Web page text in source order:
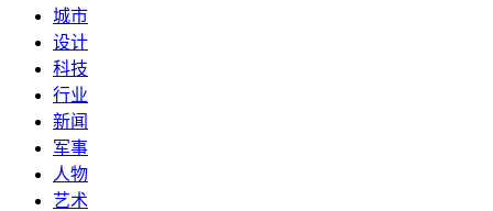
城市
设计
科技
行业
新闻
军事
人物
艺术